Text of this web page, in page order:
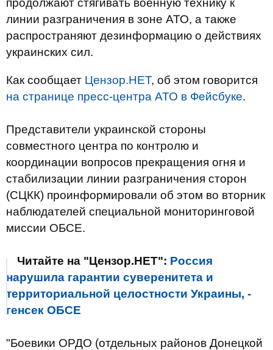
продолжают стягивать военную технику к
линии разграничения в зоне АТО, а также
распространяют дезинформацию о действиях
украинских сил.
Как сообщает Цензор.НЕТ, об этом говорится
на странице пресс-центра АТО в Фейсбуке.
Представители украинской стороны
совместного центра по контролю и
координации вопросов прекращения огня и
стабилизации линии разграничения сторон
(СЦКК) проинформировали об этом во вторник
наблюдателей специальной мониторинговой
миссии ОБСЕ.
Читайте на "Цензор.НЕТ": Россия
нарушила гарантии суверенитета и
территориальной целостности Украины, -
генсек ОБСЕ
"Боевики ОРДО (отдельных районов Донецкой